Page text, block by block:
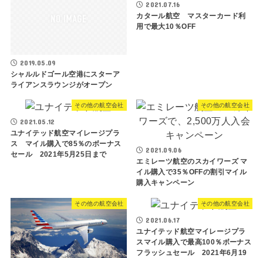
2019.05.09
シャルルドゴール空港にスターア
ライアンスラウンジがオープン
2021.07.16
カタール航空 マスターカード利
用で最大10％OFF
その他の航空会社
2021.05.12
ユナイテッド航空マイレージプラ
ス マイル購入で85％のボーナス
セール 2021年5月25日まで
その他の航空会社
2021.09.06
エミレーツ航空のスカイワーズ マ
イル購入で35％OFFの割引マイル
購入キャンペーン
その他の航空会社 その他の航空会社
2021.06.17
ユナイテッド航空マイレージプラ
スマイル購入で最高100％ボーナス
フラッシュセール 2021年6月19